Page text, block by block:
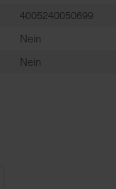
4005240050699
Nein
Nein